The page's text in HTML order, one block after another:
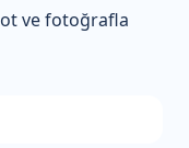
ve fotoğrafla